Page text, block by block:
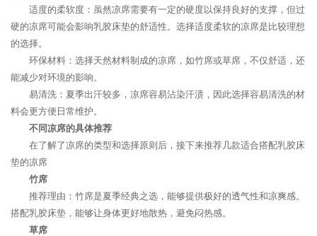
适度的柔软度：虽然凉席需要有一定的硬度以保持良好的支撑，但过
硬的凉席可能会影响乳胶床垫的舒适性。选择适度柔软的凉席是比较理想
的选择。
环保材料：选择天然材料制成的凉席，如竹席或草席，不仅舒适，还
能减少对环境的影响。
易清洗：夏季出汗较多，凉席容易沾染汗渍，因此选择容易清洗的材
料会更方便日常维护。
不同凉席的具体推荐
在了解了凉席的类型和选择原则后，接下来推荐几款适合搭配乳胶床
垫的凉席
竹席
推荐理由：竹席是夏季经典之选，能够提供极好的透气性和凉爽感。
搭配乳胶床垫，能够让身体更好地散热，避免闷热感。
草席